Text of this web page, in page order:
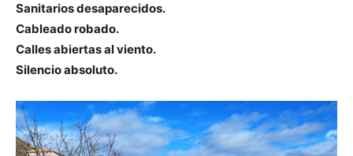
Sanitarios desaparecidos.
Cableado robado.
Calles abiertas al viento.
Silencio absoluto.